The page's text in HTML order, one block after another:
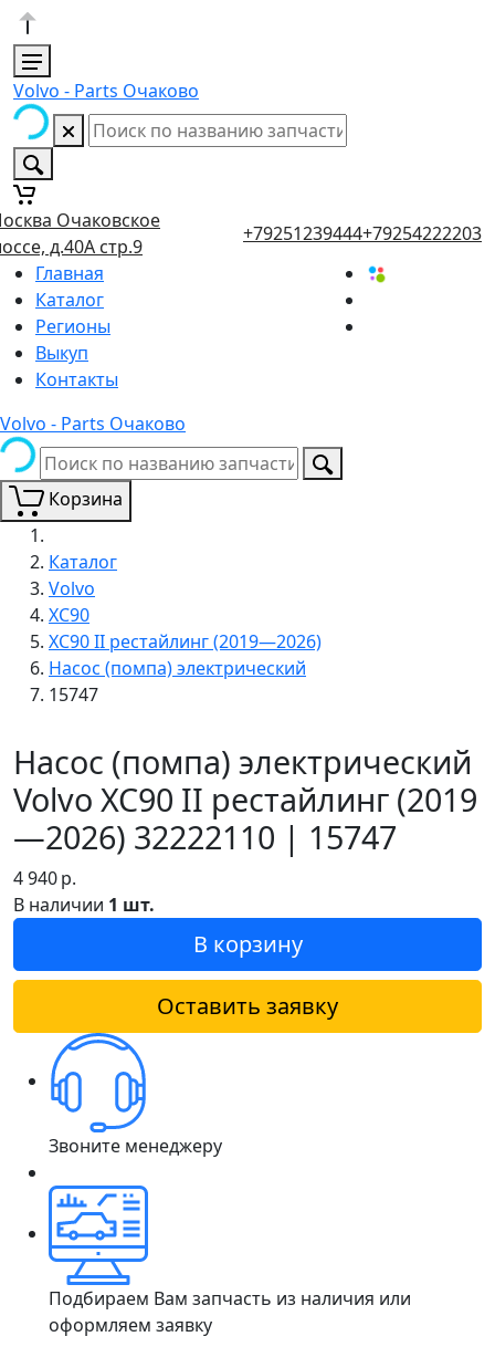
Volvo - Parts Очаково
Очаковское
д.40А стр.9
+79251239444+79254222203
Главная
Каталог
Регионы
Выкуп
Контакты
Volvo - Parts Очаково
Корзина
Каталог
Volvo
XC90
XC90 II рестайлинг (2019—2026)
Насос (помпа) электрический
15747
Насос (помпа) электрический
Volvo XC90 II рестайлинг (2019
—2026) 32222110 | 15747
4 940р.
В наличии 1 шт.
В корзину
Оставить заявку
Звоните менеджеру
Подбираем Вам запчасть из наличия или
оформляем заявку